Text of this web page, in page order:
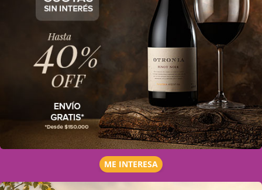
ME INTERESA